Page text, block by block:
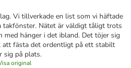
Vi tillverkade en list som vi häftade
takfönster. Nätet är väldigt tåligt trots
hänger i det ibland. Det töjer sig
att fästa det ordentligt på ett stabilt
sig på plats.
original